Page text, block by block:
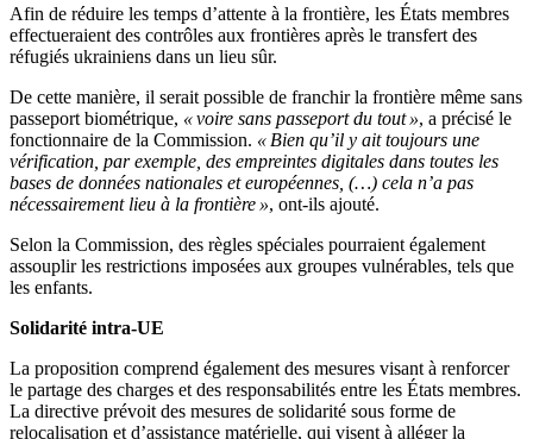
Afin de réduire les temps d’attente à la frontière, les États membres
effectueraient des contrôles aux frontières après le transfert des
réfugiés ukrainiens dans un lieu sûr.
De cette manière, il serait possible de franchir la frontière même sans
passeport biométrique, « voire sans passeport du tout », a précisé le
fonctionnaire de la Commission. « Bien qu’il y ait toujours une
vérification, par exemple, des empreintes digitales dans toutes les
bases de données nationales et européennes, (…) cela n’a pas
nécessairement lieu à la frontière », ont-ils ajouté.
Selon la Commission, des règles spéciales pourraient également
assouplir les restrictions imposées aux groupes vulnérables, tels que
les enfants.
Solidarité intra-UE
La proposition comprend également des mesures visant à renforcer
le partage des charges et des responsabilités entre les États membres.
La directive prévoit des mesures de solidarité sous forme de
relocalisation et d’assistance matérielle, qui visent à alléger la